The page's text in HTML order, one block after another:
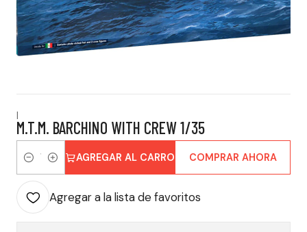
|
M.T.M. BARCHINO WITH CREW 1/35
Cantidad
AGREGAR AL CARRO COMPRAR AHORA
Agregar a la lista de favoritos